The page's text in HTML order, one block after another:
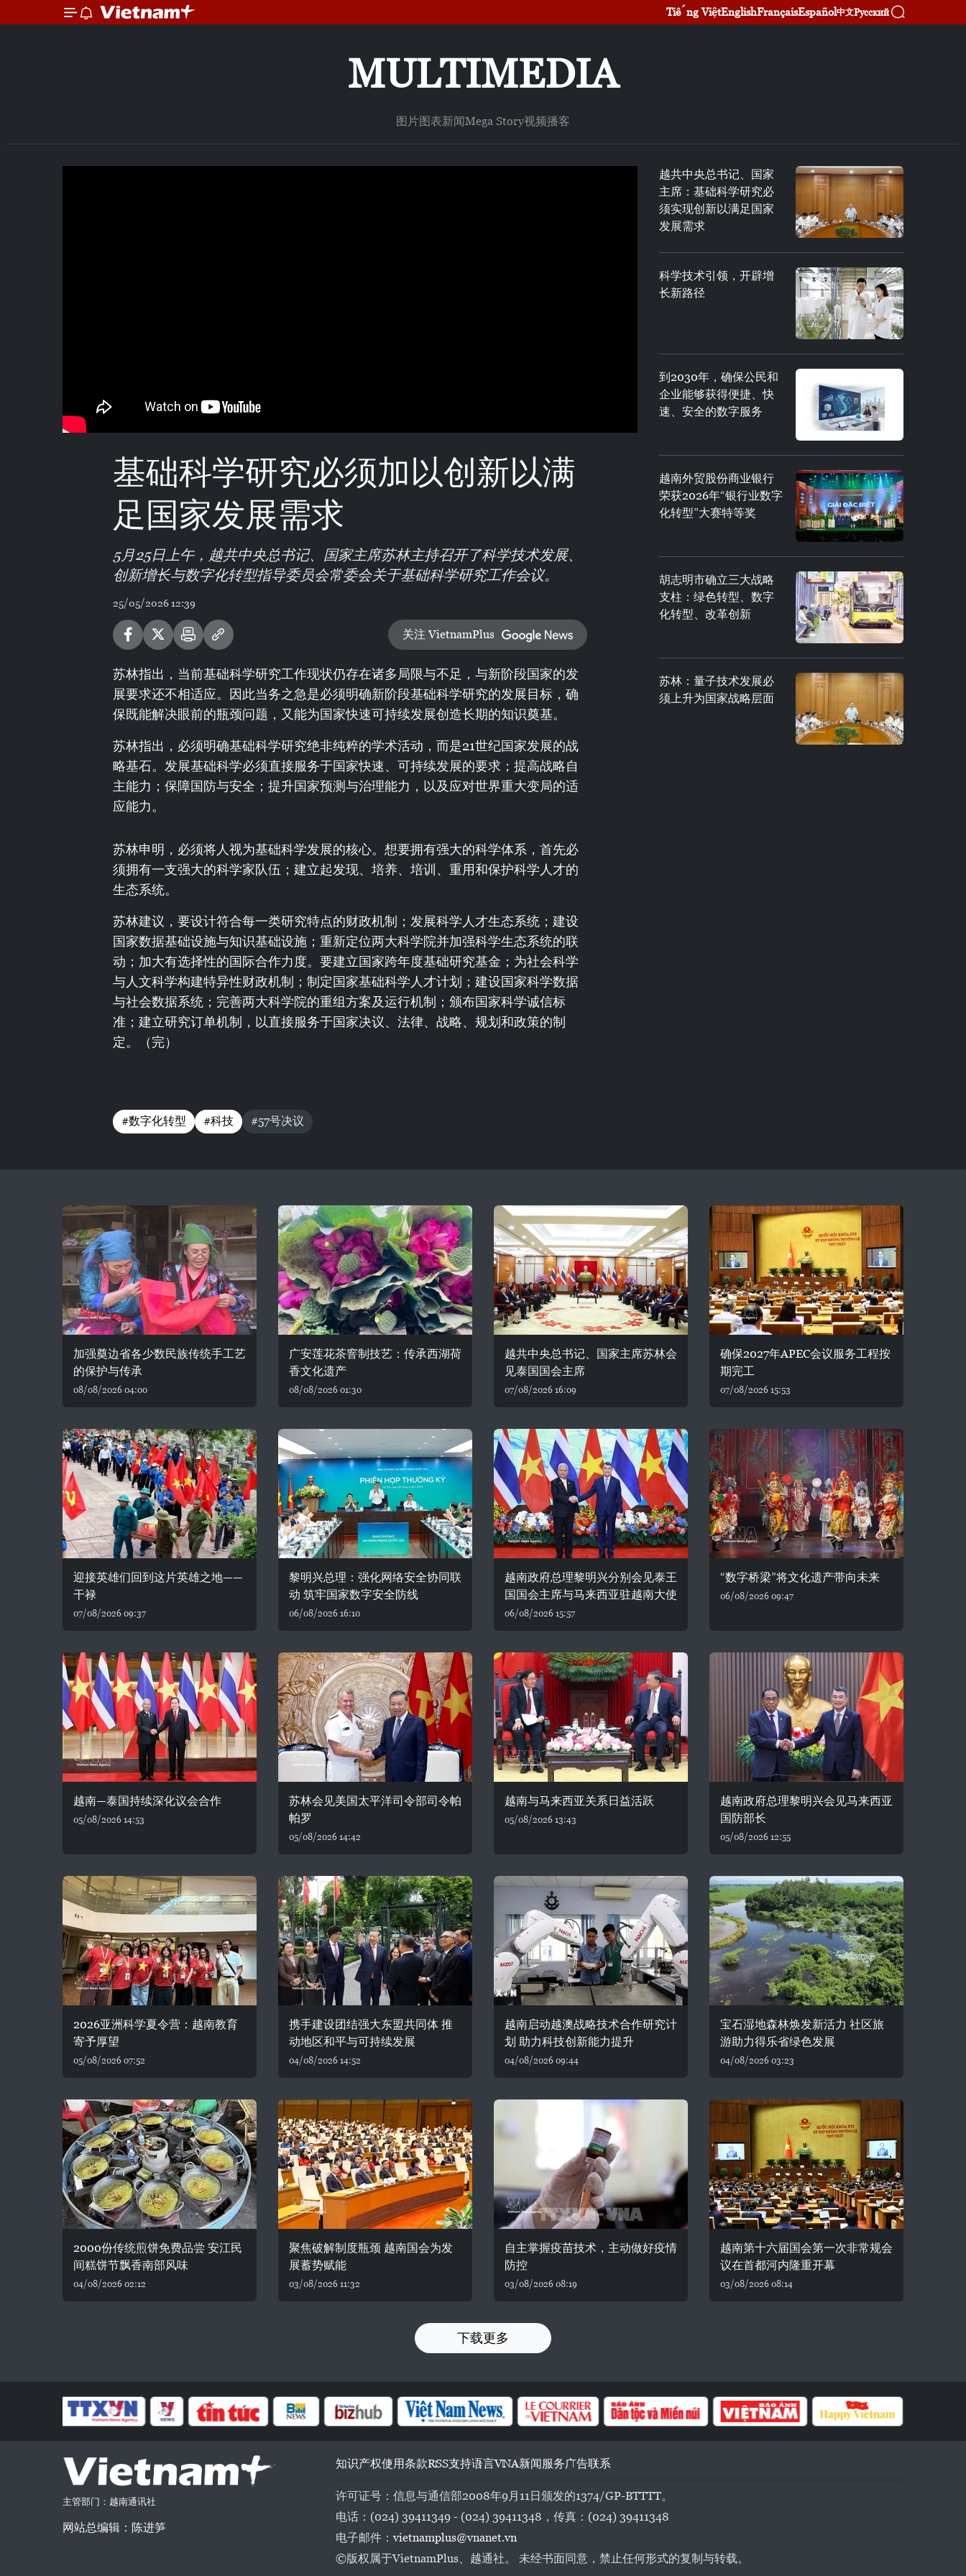
Tiếng ViệtEnglishFrançaisEspañol中文Русский
MULTIMEDIA
图片图表新闻Mega Story视频播客
基础科学研究必须加以创新以满
足国家发展需求
5月25日上午，越共中央总书记、国家主席苏林主持召开了科学技术发展、
创新增长与数字化转型指导委员会常委会关于基础科学研究工作会议。
25/05/2026 12:39
关注 VietnamPlus
苏林指出，当前基础科学研究工作现状仍存在诸多局限与不足，与新阶段国家的发
展要求还不相适应。因此当务之急是必须明确新阶段基础科学研究的发展目标，确
保既能解决眼前的瓶颈问题，又能为国家快速可持续发展创造长期的知识奠基。
苏林指出，必须明确基础科学研究绝非纯粹的学术活动，而是21世纪国家发展的战
略基石。发展基础科学必须直接服务于国家快速、可持续发展的要求；提高战略自
主能力；保障国防与安全；提升国家预测与治理能力，以及应对世界重大变局的适
应能力。
苏林申明，必须将人视为基础科学发展的核心。想要拥有强大的科学体系，首先必
须拥有一支强大的科学家队伍；建立起发现、培养、培训、重用和保护科学人才的
生态系统。
苏林建议，要设计符合每一类研究特点的财政机制；发展科学人才生态系统；建设
国家数据基础设施与知识基础设施；重新定位两大科学院并加强科学生态系统的联
动；加大有选择性的国际合作力度。要建立国家跨年度基础研究基金；为社会科学
与人文科学构建特异性财政机制；制定国家基础科学人才计划；建设国家科学数据
与社会数据系统；完善两大科学院的重组方案及运行机制；颁布国家科学诚信标
准；建立研究订单机制，以直接服务于国家决议、法律、战略、规划和政策的制
定。（完）
#数字化转型 #科技 #57号决议
越共中央总书记、国家
主席：基础科学研究必
须实现创新以满足国家
发展需求
科学技术引领，开辟增
长新路径
到2030年，确保公民和
企业能够获得便捷、快
速、安全的数字服务
越南外贸股份商业银行
荣获2026年“银行业数字
化转型”大赛特等奖
胡志明市确立三大战略
支柱：绿色转型、数字
化转型、改革创新
苏林：量子技术发展必
须上升为国家战略层面
加强奠边省各少数民族传统手工艺
的保护与传承
08/08/2026 04:00
广安莲花茶窨制技艺：传承西湖荷
香文化遗产
08/08/2026 01:30
越共中央总书记、国家主席苏林会
见泰国国会主席
07/08/2026 16:09
确保2027年APEC会议服务工程按
期完工
07/08/2026 15:53
迎接英雄们回到这片英雄之地——
干禄
07/08/2026 09:37
黎明兴总理：强化网络安全协同联
动 筑牢国家数字安全防线
06/08/2026 16:10
越南政府总理黎明兴分别会见泰王
国国会主席与马来西亚驻越南大使
06/08/2026 15:57
“数字桥梁”将文化遗产带向未来
06/08/2026 09:47
越南—泰国持续深化议会合作
05/08/2026 14:53
苏林会见美国太平洋司令部司令帕
帕罗
05/08/2026 14:42
越南与马来西亚关系日益活跃
05/08/2026 13:43
越南政府总理黎明兴会见马来西亚
国防部长
05/08/2026 12:55
2026亚洲科学夏令营：越南教育
寄予厚望
05/08/2026 07:52
携手建设团结强大东盟共同体 推
动地区和平与可持续发展
04/08/2026 14:52
越南启动越澳战略技术合作研究计
划 助力科技创新能力提升
04/08/2026 09:44
宝石湿地森林焕发新活力 社区旅
游助力得乐省绿色发展
04/08/2026 03:23
2000份传统煎饼免费品尝 安江民
间糕饼节飘香南部风味
04/08/2026 02:12
聚焦破解制度瓶颈 越南国会为发
展蓄势赋能
03/08/2026 11:32
自主掌握疫苗技术，主动做好疫情
防控
03/08/2026 08:19
越南第十六届国会第一次非常规会
议在首都河内隆重开幕
03/08/2026 08:14
下载更多
主管部门：越南通讯社
网站总编辑：陈进笋
知识产权使用条款RSS支持语言VNA新闻服务广告联系
许可证号：信息与通信部2008年9月11日颁发的1374/GP-BTTTT。
电话：(024) 39411349 - (024) 39411348，传真：(024) 39411348
电子邮件：vietnamplus@vnanet.vn
©版权属于VietnamPlus、越通社。 未经书面同意，禁止任何形式的复制与转载。